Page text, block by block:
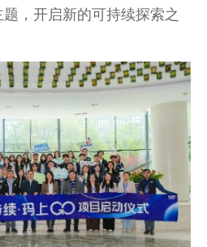
题，开启新的可持续探索之